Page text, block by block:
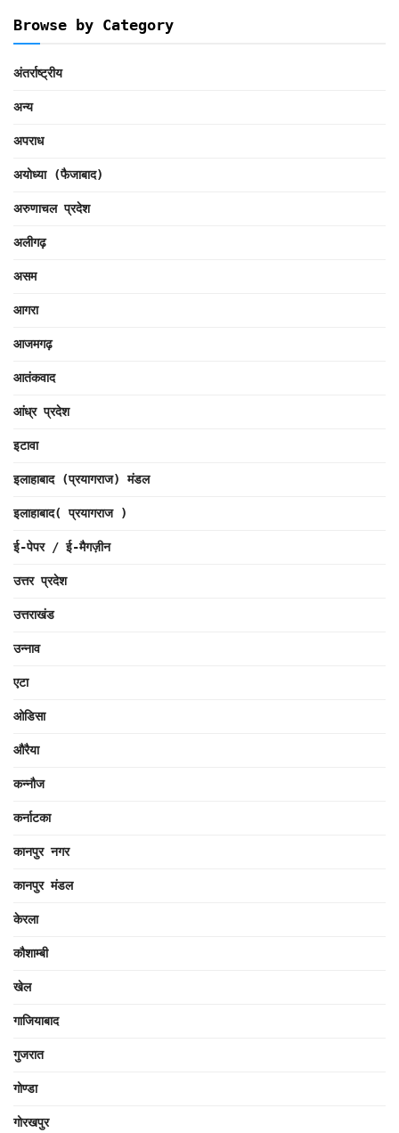
Browse by Category
अंतर्राष्ट्रीय
अन्य
अपराध
अयोध्या (फैजाबाद)
अरुणाचल प्रदेश
अलीगढ़
असम
आगरा
आजमगढ़
आतंकवाद
आंध्र प्रदेश
इटावा
इलाहाबाद (प्रयागराज) मंडल
इलाहाबाद( प्रयागराज )
ई-पेपर / ई-मैगज़ीन
उत्तर प्रदेश
उत्तराखंड
उन्नाव
एटा
ओडिसा
औरैया
कन्नौज
कर्नाटका
कानपुर नगर
कानपुर मंडल
केरला
कौशाम्बी
खेल
गाजियाबाद
गुजरात
गोण्डा
गोरखपुर